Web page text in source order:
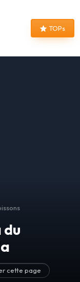
TOPs
du
cette page